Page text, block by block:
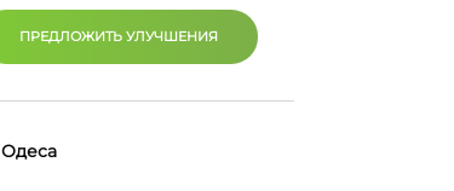
ПРЕДЛОЖИТЬ УЛУЧШЕНИЯ
Одеса